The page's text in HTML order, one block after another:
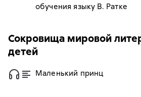
обучения языку В. Ратке
Сокровища мировой
детей
Маленький принц